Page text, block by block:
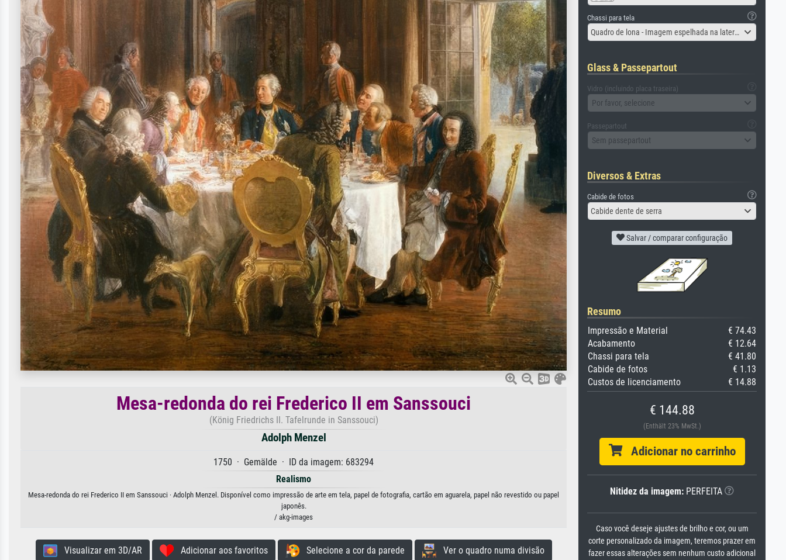
Mesa-redonda do rei Frederico II em Sanssouci
(König Friedrichs II. Tafelrunde in Sanssouci)
Adolph Menzel
1750 · Gemälde · ID da imagem: 683294
Realismo
Mesa-redonda do rei Frederico II em Sanssouci · Adolph Menzel. Disponível como impressão de arte em tela, papel de fotografia, cartão em aguarela, papel não revestido ou papel
japonês.
/ akg-images
Visualizar em 3D/AR Adicionar aos favoritos Selecione a cor da parede Ver o quadro numa divisão
Chassi para tela
Quadro de lona - Imagem espelhada na lateral
Glass & Passepartout
Vidro (incluindo placa traseira)
Por favor, selecione
Passepartout
Sem passepartout
Diversos & Extras
Cabide de fotos
Cabide dente de serra
Salvar / comparar configuração
Resumo
Impressão e Material
€ 74.43
Acabamento
€ 12.64
Chassi para tela
€ 41.80
Cabide de fotos
€ 1.13
Custos de licenciamento
€ 14.88
€ 144.88
(Enthält 23% MwSt.)
Adicionar no carrinho
Nitidez da imagem: PERFEITA
Caso você deseje ajustes de brilho e cor, ou um
corte personalizado da imagem, teremos prazer em
fazer essas alterações sem nenhum custo adicional